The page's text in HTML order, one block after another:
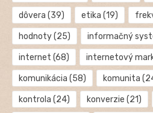
dôvera (39) etika (19)
hodnoty(25) informačný
internet (68) internetový
komunikácia (58) komunita
kontrola (24) konverzie (21)